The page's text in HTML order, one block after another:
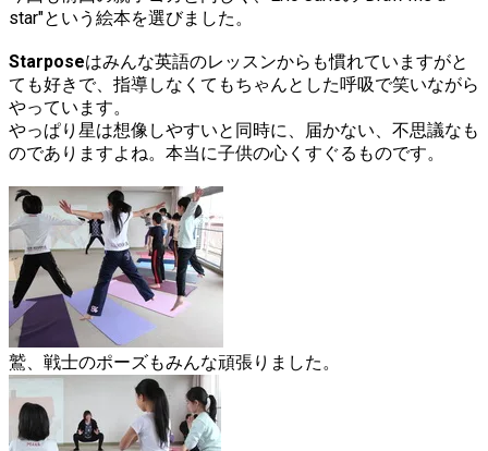
star"という絵本を選びました。
Starposeはみんな英語のレッスンからも慣れていますがと
ても好きで、指導しなくてもちゃんとした呼吸で笑いながら
やっています。
やっぱり星は想像しやすいと同時に、届かない、不思議なも
のでありますよね。本当に子供の心くすぐるものです。
鷲、戦士のポーズもみんな頑張りました。